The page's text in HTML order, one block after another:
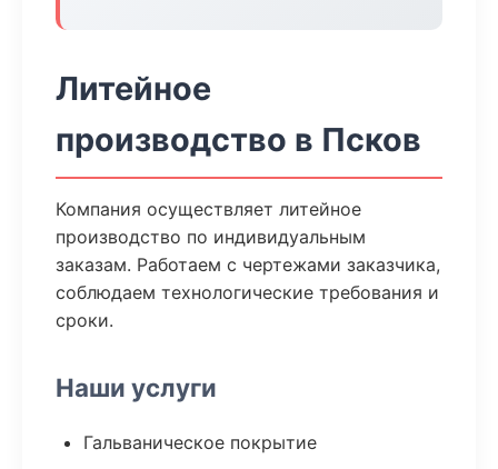
Литейное
производство в Псков
Компания осуществляет литейное
производство по индивидуальным
заказам. Работаем с чертежами заказчика,
соблюдаем технологические требования и
сроки.
Наши услуги
Гальваническое покрытие